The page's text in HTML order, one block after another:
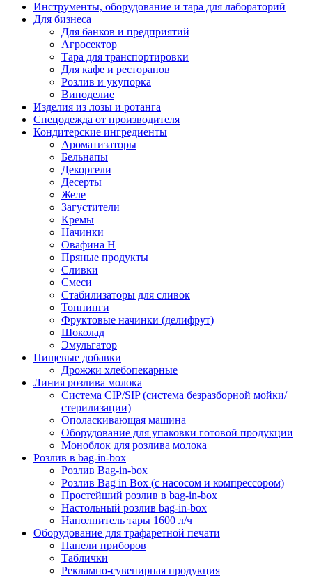
Инструменты, оборудование и тара для лабораторий
Для бизнеса
Для банков и предприятий
Агросектор
Тара для транспортировки
Для кафе и ресторанов
Розлив и укупорка
Виноделие
Изделия из лозы и ротанга
Спецодежда от производителя
Кондитерские ингредиенты
Ароматизаторы
Бельнапы
Декоргели
Десерты
Желe
Загустители
Кремы
Начинки
Овафина Н
Пряные продукты
Сливки
Смеси
Стабилизаторы для сливок
Топпинги
Фруктовые начинки (делифрут)
Шоколад
Эмульгатор
Пищевые добавки
Дрожжи хлебопекарные
Линия розлива молока
Система CIP/SIP (система безразборной мойки/
стерилизации)
Ополаскивающая машина
Оборудование для упаковки готовой продукции
Моноблок для розлива молока
Розлив в bag-in-box
Розлив Bag-in-box
Розлив Bag in Box (с насосом и компрессором)
Простейший розлив в bag-in-box
Настольный розлив bag-in-box
Наполнитель тары 1600 л/ч
Оборудование для трафаретной печати
Панели приборов
Таблички
Рекламно-сувенирная продукция